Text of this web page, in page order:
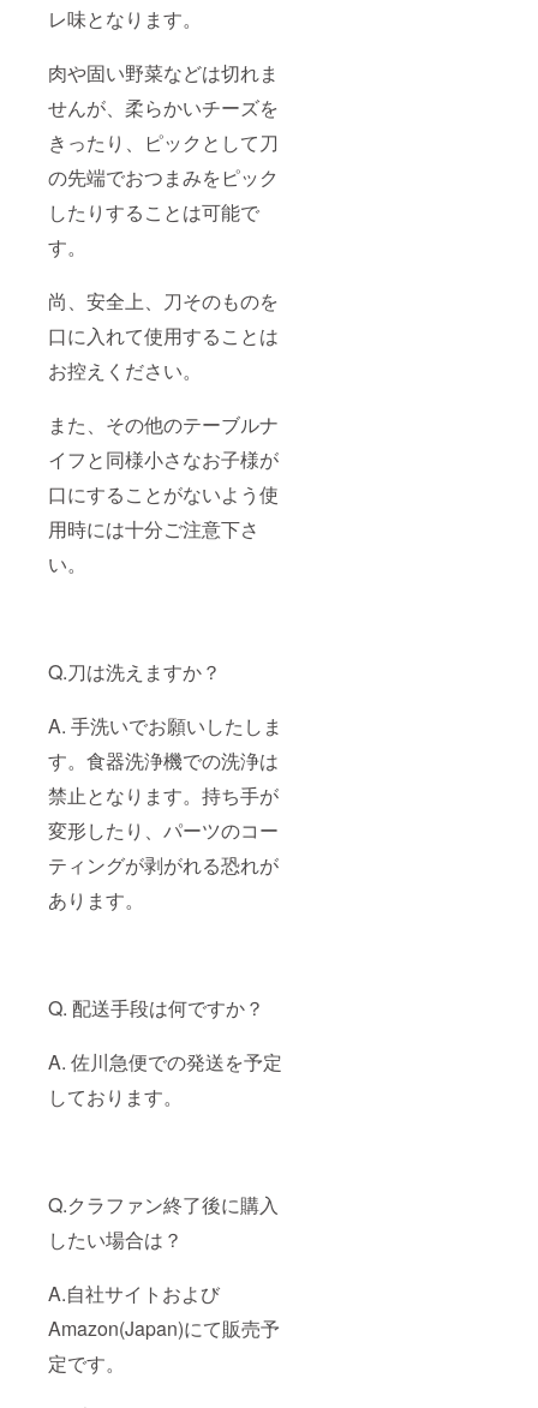
レ味となります。
肉や固い野菜などは切れま
せんが、柔らかいチーズを
きったり、ピックとして刀
の先端でおつまみをピック
したりすることは可能で
す。
尚、安全上、刀そのものを
口に入れて使用することは
お控えください。
また、その他のテーブルナ
イフと同様小さなお子様が
口にすることがないよう使
用時には十分ご注意下さ
い。
Q.刀は洗えますか？
A. 手洗いでお願いしたしま
す。食器洗浄機での洗浄は
禁止となります。持ち手が
変形したり、パーツのコー
ティングが剥がれる恐れが
あります。
Q. 配送手段は何ですか？
A. 佐川急便での発送を予定
しております。
Q.クラファン終了後に購入
したい場合は？
A.自社サイトおよび
Amazon(Japan)にて販売予
定です。